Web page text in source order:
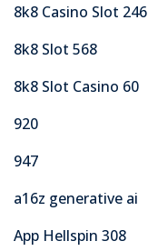
8k8 Casino Slot 246
8k8 Slot 568
8k8 Slot Casino 60
920
947
a16z generative ai
App Hellspin 308